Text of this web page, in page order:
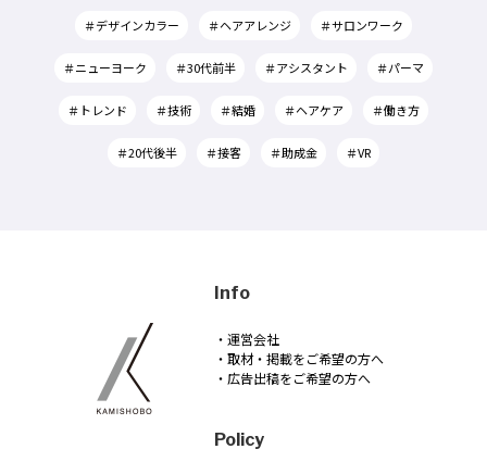
＃デザインカラー ＃ヘアアレンジ ＃サロンワーク
＃ニューヨーク ＃30代前半 ＃アシスタント ＃パーマ
＃トレンド ＃技術 ＃結婚 ＃ヘアケア ＃働き方
＃20代後半 ＃接客 ＃助成金 ＃VR
Info
・運営会社
・取材・掲載をご希望の方へ
・広告出稿をご希望の方へ
Policy